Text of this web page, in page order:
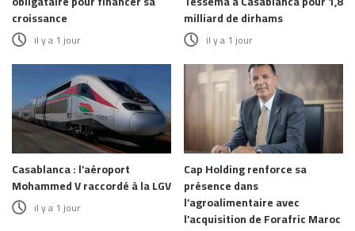
croissance
il y a 1 jour
milliard de dirhams
il y a 1 jour
Casablanca : l’aéroport
Mohammed V raccordé à la LGV
il y a 1 jour
Cap Holding renforce sa
présence dans
l’agroalimentaire avec
l’acquisition de Forafric Maroc